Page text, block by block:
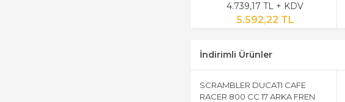
4.739,17 TL + KDV
5.592,22 TL
İndirimli Ürünler
SCRAMBLER DUCATI CAFE
RACER 800 CC 17 ARKA FREN